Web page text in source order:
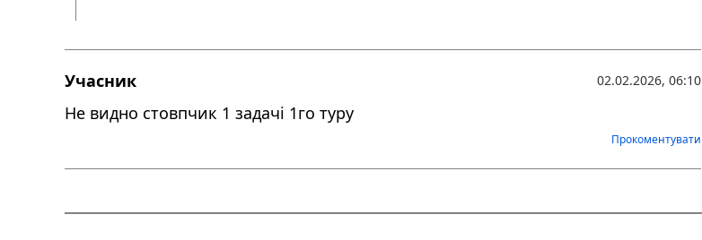
Учасник 02.02.2026, 06:10
Не видно стовпчик 1 задачі 1го туру
Прокоментувати